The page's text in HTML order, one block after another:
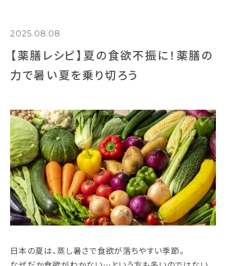
2025.08.08
【薬膳レシピ】夏の食欲不振に！薬膳の
力で暑い夏を乗り切ろう
日本の夏は、蒸し暑さで食欲が落ちやすい季節。